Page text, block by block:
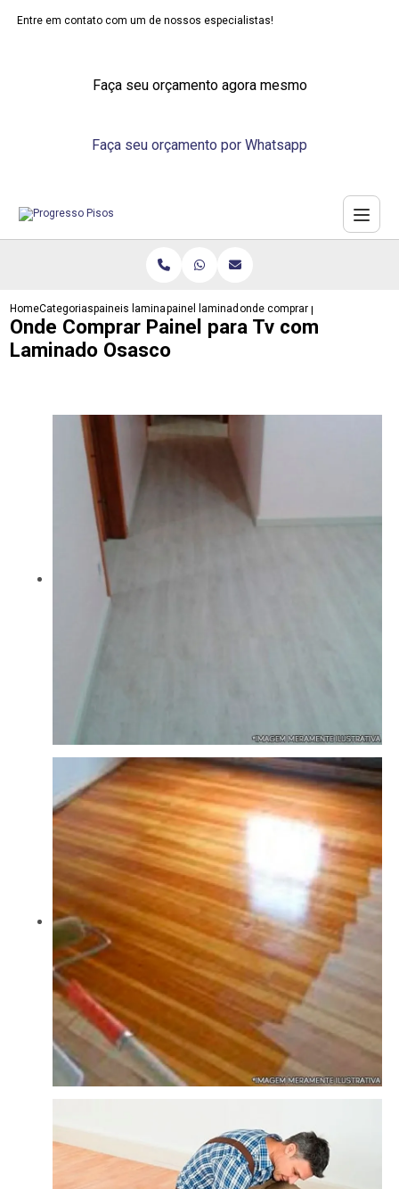
Entre em contato com um de nossos especialistas!
Faça seu orçamento agora mesmo
Faça seu orçamento por Whatsapp
HomeCategoriaspaineis laminadospainel laminado madeiraonde comprar painel para tv
Onde Comprar Painel para Tv com
Laminado Osasco